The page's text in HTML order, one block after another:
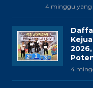
4 minggu yang
4